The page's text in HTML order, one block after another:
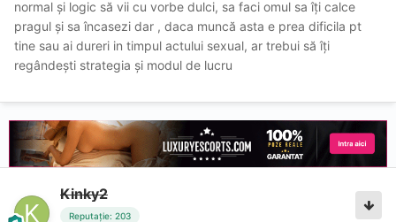
normal și logic să vii cu vorbe dulci, sa faci omul sa îți calce
pragul și sa încasezi dar , daca muncă asta e prea dificila pt
tine sau ai dureri in timpul actului sexual, ar trebui să îți
regândești strategia și modul de lucru
Kinky2
Reputație: 203